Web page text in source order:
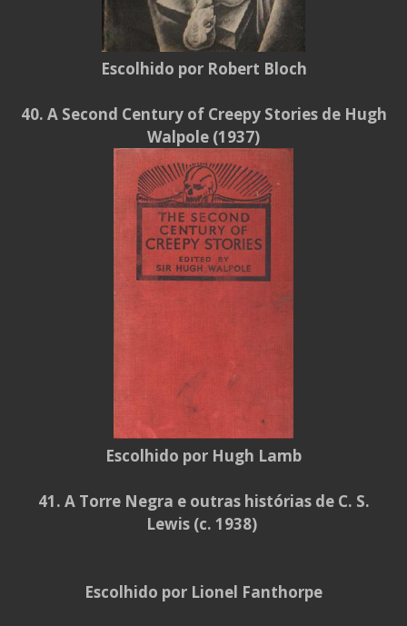
Escolhido por Robert Bloch
40. A Second Century of Creepy Stories de Hugh
Walpole (1937)
Escolhido por Hugh Lamb
41. A Torre Negra e outras histórias de C. S.
Lewis (c. 1938)
Escolhido por Lionel Fanthorpe